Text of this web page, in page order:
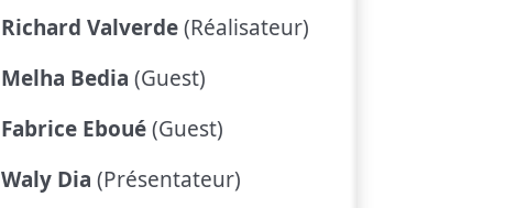
Richard Valverde(Réalisateur)
Melha Bedia (Guest)
Fabrice Eboué(Guest)
Waly Dia (Présentateur)